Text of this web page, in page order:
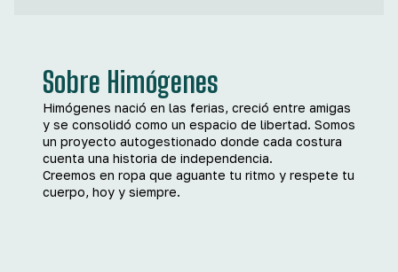
Sobre Himógenes
Himógenes nació en las ferias, creció entre amigas
y se consolidó como un espacio de libertad. Somos
un proyecto autogestionado donde cada costura
cuenta una historia de independencia.
Creemos en ropa que aguante tu ritmo y respete tu
cuerpo, hoy y siempre.